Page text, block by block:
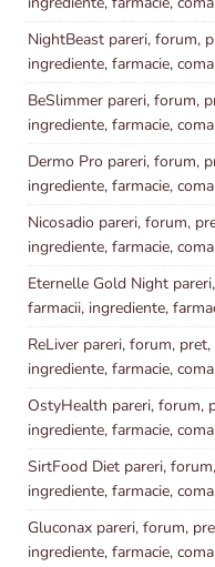
NightBeast pareri, forum,
ingrediente, farmacie,
BeSlimmer pareri, forum,
ingrediente, farmacie,
Dermo Pro pareri, forum,
ingrediente, farmacie,
Nicosadio pareri, forum,
ingrediente, farmacie,
Eternelle Gold Night
farmacii, ingrediente,
ReLiver pareri, forum, pret,
ingrediente, farmacie,
OstyHealth pareri, forum,
ingrediente, farmacie,
SirtFood Diet pareri,
ingrediente, farmacie,
Gluconax pareri, forum,
ingrediente, farmacie,